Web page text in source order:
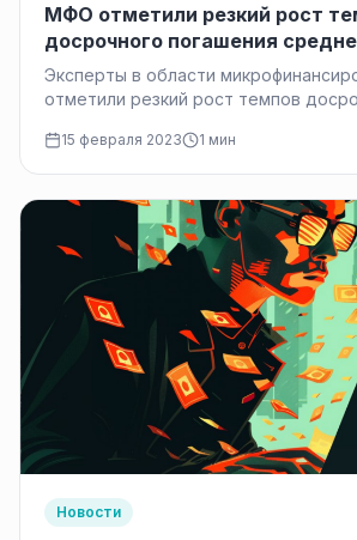
МФО отметили резкий рост
досрочного погашения
кредитов
Эксперты в области
отметили резкий рост темпов
объяснить как тем, что заемщики…
15 февраля 2023 1 мин
Новости